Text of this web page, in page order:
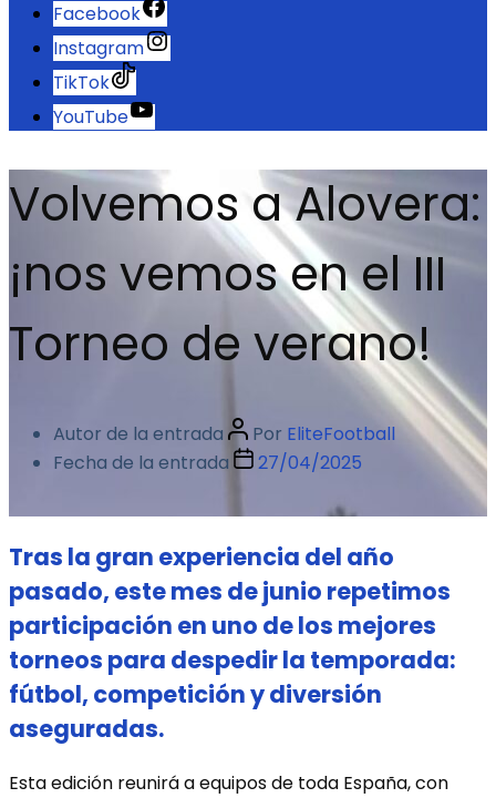
Facebook
Instagram
TikTok
YouTube
Volvemos a Alovera:
¡nos vemos en el III
Torneo de verano!
Autor de la entrada Por EliteFootball
Fecha de la entrada
27/04/2025
Tras la gran experiencia del año
pasado, este mes de junio repetimos
participación en uno de los mejores
torneos para despedir la temporada:
fútbol, competición y diversión
aseguradas.
Esta edición reunirá a equipos de toda España, con